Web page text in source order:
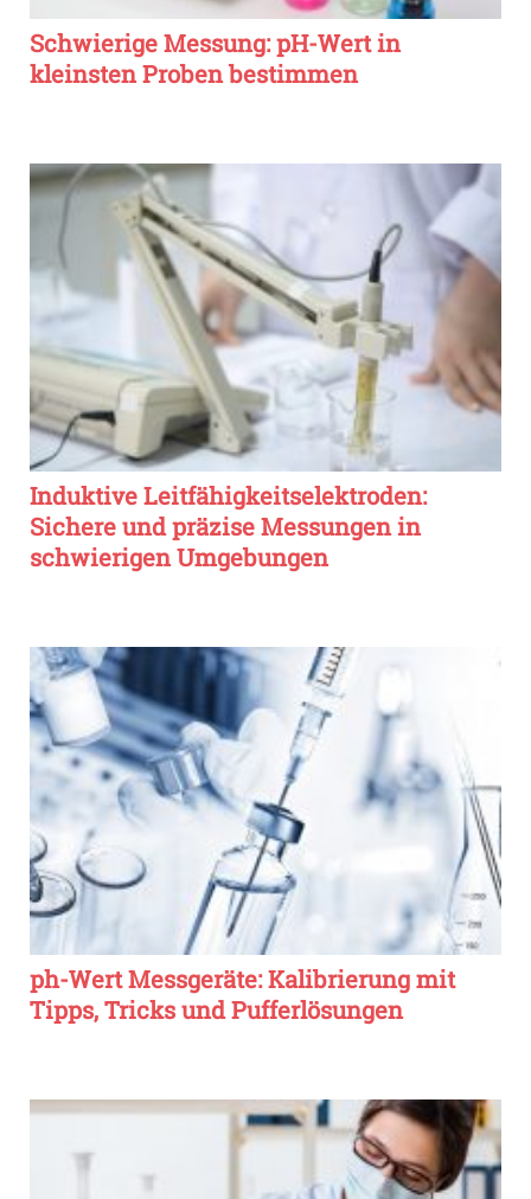
Schwierige Messung: pH-Wert in
kleinsten Proben bestimmen
Induktive Leitfähigkeitselektroden:
Sichere und präzise Messungen in
schwierigen Umgebungen
ph-Wert Messgeräte: Kalibrierung mit
Tipps, Tricks und Pufferlösungen